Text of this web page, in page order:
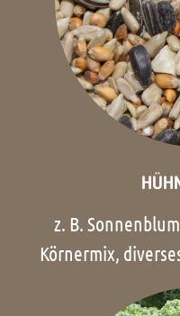
z. B.
Körnermix,